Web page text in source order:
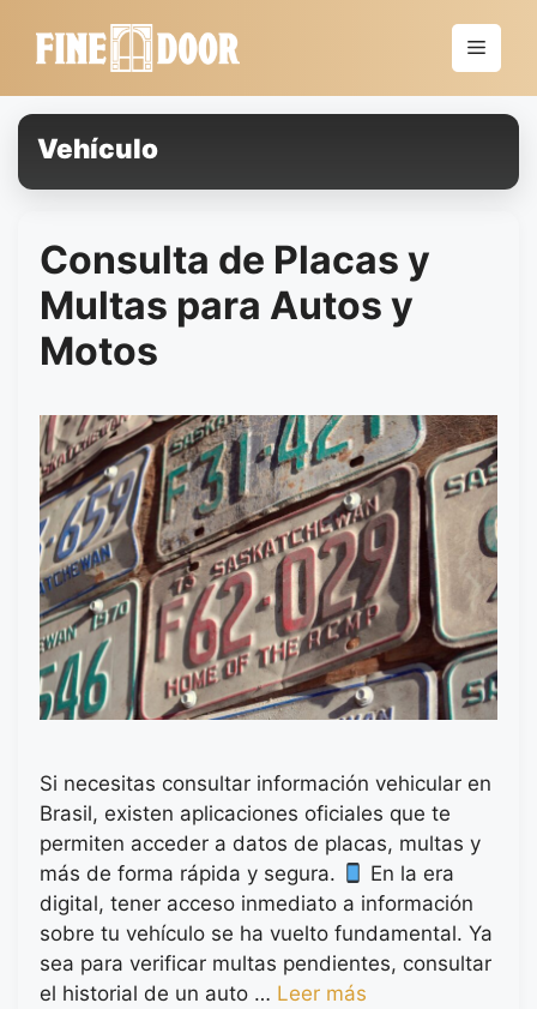
Menú
Vehículo
Consulta de Placas y
Multas para Autos y
Motos
Si necesitas consultar información vehicular en
Brasil, existen aplicaciones oficiales que te
permiten acceder a datos de placas, multas y
más de forma rápida y segura.
En la era
digital, tener acceso inmediato a información
sobre tu vehículo se ha vuelto fundamental. Ya
sea para verificar multas pendientes, consultar
el historial de un auto … Leer más